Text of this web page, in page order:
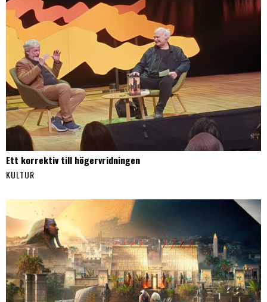
Ett korrektiv till högervridningen
KULTUR